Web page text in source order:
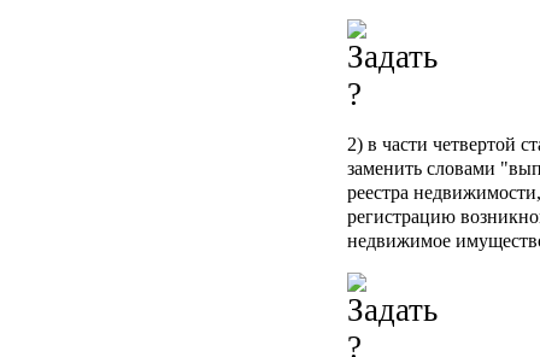
2) в части четвертой
заменить словами
реестра
регистрацию
недвижимое